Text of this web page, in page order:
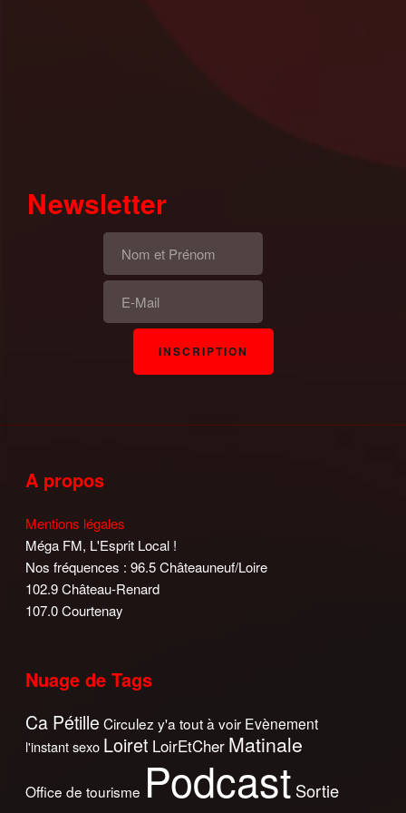
Newsletter
A propos
Mentions légales
Méga FM, L'Esprit Local !
Nos fréquences : 96.5 Châteauneuf/Loire
102.9 Château-Renard
107.0 Courtenay
Nuage de Tags
Ca Pétille Circulez y'a tout à voir Evènement
l'instant sexo Loiret LoirEtCher Matinale
Office de tourisme Podcast Sortie